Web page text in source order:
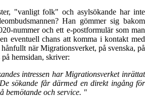
"vanligt folk" och asylsökande har inte
Han gömmer sig bakom
nummer och ett e-postformulär som man
eventuell chans att komma i kontakt med
när Migrationsverket, på svenska, på
hemsidan, skriver:
intressen har Migrationsverket inrättat
sökande får därmed en direkt ingång för
bemötande och service. "